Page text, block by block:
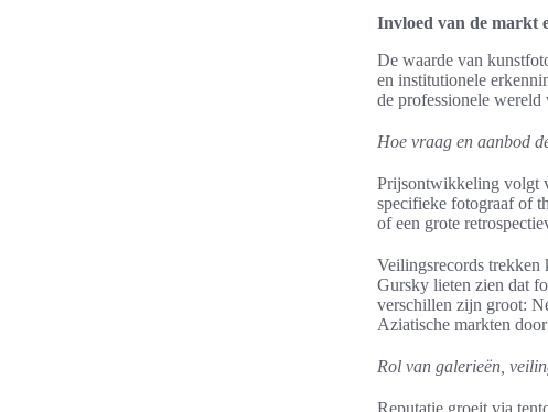
Invloed van de markt
De waarde van
en institutionele
de professionele wereld
Hoe vraag en aanbod
Prijsontwikkeling volgt
specifieke fotograaf of
of een grote
Veilingsrecords trekken
Gursky lieten zien dat
verschillen zijn groot:
Aziatische markten
Rol van galerieën,
Reputatie groeit via